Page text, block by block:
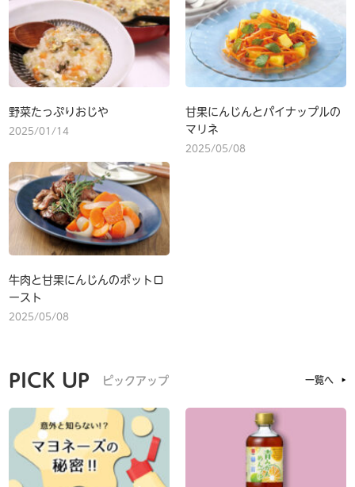
野菜たっぷりおじや
2025/01/14
甘果にんじんとパイナップルの
マリネ
2025/05/08
牛肉と甘果にんじんのポットロ
ースト
2025/05/08
PICK UP ピックアップ 一覧へ